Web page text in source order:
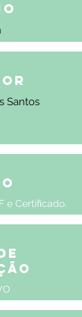
Santos
e Certificado.